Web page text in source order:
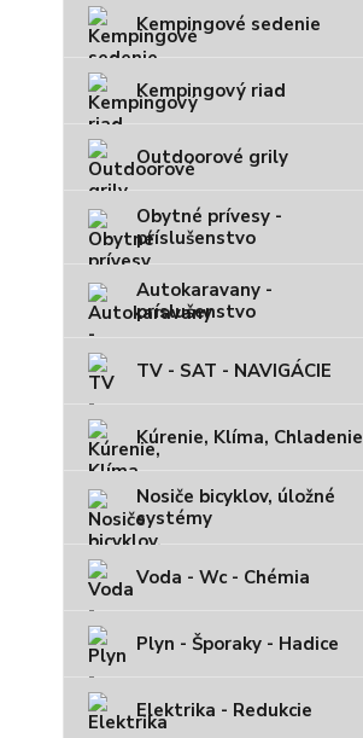
Kempingové sedenie
Kempingový riad
Outdoorové grily
Obytné prívesy -
príslušenstvo
Autokaravany -
príslušenstvo
TV - SAT - NAVIGÁCIE
Kúrenie, Klíma, Chladenie
Nosiče bicyklov, úložné
systémy
Voda - Wc - Chémia
Plyn - Šporaky - Hadice
Elektrika - Redukcie